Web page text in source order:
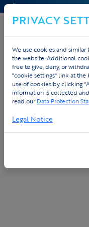
PRIVACY
We use cookies and
the website. Additional
free to give, deny, or
"cookie settings" link at the
use of cookies by clicking
information is collected
read ourData Protection
Legal Notice